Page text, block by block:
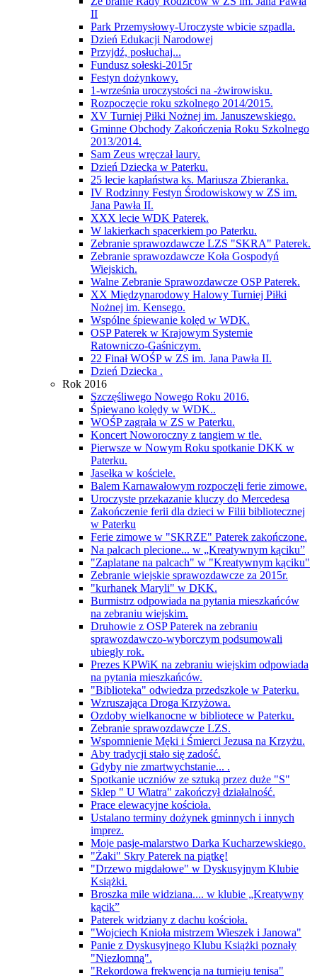
II
Park Przemysłowy-Uroczyste wbicie szpadla.
Dzień Edukacji Narodowej
Przyjdź, posłuchaj...
Fundusz sołeski-2015r
Festyn dożynkowy.
1-września uroczystości na -żwirowisku.
Rozpoczęcie roku szkolnego 2014/2015.
XV Turniej Piłki Nożnej im. Januszewskiego.
Gminne Obchody Zakończenia Roku Szkolnego
2013/2014.
Sam Zeus wręczał laury.
Dzień Dziecka w Paterku.
25 lecie kapłaństwa ks. Mariusza Zbieranka.
IV Rodzinny Festyn Środowiskowy w ZS im.
Jana Pawła II.
XXX lecie WDK Paterek.
W lakierkach spacerkiem po Paterku.
Zebranie sprawozdawcze LZS "SKRA" Paterek.
Zebranie sprawozdawcze Koła Gospodyń
Wiejskich.
Walne Zebranie Sprawozdawcze OSP Paterek.
XX Międzynarodowy Halowy Turniej Piłki
Nożnej im. Kensego.
Wspólne śpiewanie kolęd w WDK.
OSP Paterek w Krajowym Systemie
Ratowniczo-Gaśniczym.
22 Finał WOŚP w ZS im. Jana Pawła II.
Dzień Dziecka .
Rok 2016
Szczęśliwego Nowego Roku 2016.
Śpiewano kolędy w WDK..
WOŚP zagrała w ZS w Paterku.
Koncert Noworoczny z tangiem w tle.
Pierwsze w Nowym Roku spotkanie DKK w
Paterku.
Jasełka w kościele.
Balem Karnawałowym rozpoczęli ferie zimowe.
Uroczyste przekazanie kluczy do Mercedesa
Zakończenie ferii dla dzieci w Filii bibliotecznej
w Paterku
Ferie zimowe w "SKRZE" Paterek zakończone.
Na palcach plecione... w „Kreatywnym kąciku”
"Zaplatane na palcach" w "Kreatywnym kąciku"
Zebranie wiejskie sprawozdawcze za 2015r.
"kurhanek Maryli" w DKK.
Burmistrz odpowiada na pytania mieszkańców
na zebraniu wiejskim.
Druhowie z OSP Paterek na zebraniu
sprawozdawczo-wyborczym podsumowali
ubiegły rok.
Prezes KPWiK na zebraniu wiejskim odpowiada
na pytania mieszkańców.
"Biblioteka" odwiedza przedszkole w Paterku.
Wzruszająca Droga Krzyżowa.
Ozdoby wielkanocne w bibliotece w Paterku.
Zebranie sprawozdawcze LZS.
Wspomnienie Męki i Śmierci Jezusa na Krzyżu.
Aby tradycji stało się zadość.
Gdyby nie zmartwychstanie... .
Spotkanie uczniów ze sztuką przez duże "S"
Sklep " U Wiatra" zakończył działalność.
Prace elewacyjne kościoła.
Ustalano terminy dożynek gminnych i innych
imprez.
Moje pasje-malarstwo Darka Kucharzewskiego.
"Żaki" Skry Paterek na piątkę!
"Drzewo migdałowe" w Dyskusyjnym Klubie
Książki.
Broszka mile widziana.... w klubie „Kreatywny
kącik”
Paterek widziany z dachu kościoła.
"Wojciech Knioła mistrzem Wieszek i Janowa"
Panie z Dyskusyjnego Klubu Książki poznały
"Niezłomną".
"Rekordowa frekwencja na turnieju tenisa"